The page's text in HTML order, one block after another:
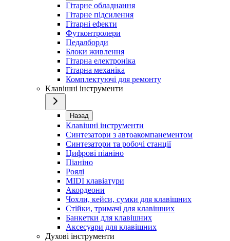
Гітарне обладнання
Гітарне підсилення
Гітарні ефекти
Футконтролери
Педалборди
Блоки живлення
Гітарна електроніка
Гітарна механіка
Комплектуючі для ремонту
Клавішні інструменти
Назад
Клавішні інструменти
Синтезатори з автоакомпанементом
Синтезатори та робочі станції
Цифрові піаніно
Піаніно
Роялі
MIDI клавіатури
Акордеони
Чохли, кейси, сумки для клавішних
Стійки, тримачі для клавішних
Банкетки для клавішних
Аксесуари для клавішних
Духові інструменти